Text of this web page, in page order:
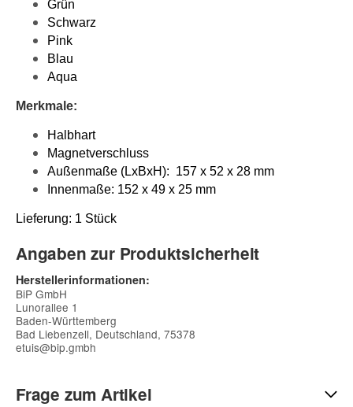
Grün
Schwarz
Pink
Blau
Aqua
Merkmale:
Halbhart
Magnetverschluss
Außenmaße (LxBxH): 157 x 52 x 28 mm
Innenmaße: 152 x 49 x 25 mm
Lieferung: 1 Stück
Angaben zur Produktsicherheit
Herstellerinformationen:
BiP GmbH
Lunorallee 1
Baden-Württemberg
Bad Liebenzell, Deutschland, 75378
etuis@bip.gmbh
Frage zum Artikel